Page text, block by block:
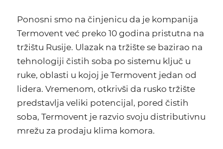
Ponosni smo na činjenicu da je kompanija
Termovent već preko 10 godina pristutna na
tržištu Rusije. Ulazak na tržište se bazirao na
tehnologiji čistih soba po sistemu ključ u
ruke, oblasti u kojoj je Termovent jedan od
lidera. Vremenom, otkrivši da rusko tržište
predstavlja veliki potencijal, pored čistih
soba, Termovent je razvio svoju distributivnu
mrežu za prodaju klima komora.